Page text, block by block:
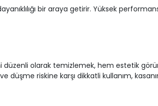
bir araya getirir. Yüksek
düzenli olarak temizlemek, hem estetik
düşme riskine karşı dikkatli kullanım,